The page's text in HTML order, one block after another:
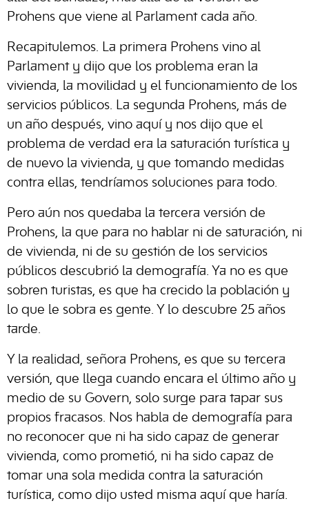
Prohens que viene al Parlament cada año.
Recapitulemos. La primera Prohens vino al
Parlament y dijo que los problema eran la
vivienda, la movilidad y el funcionamiento de los
servicios públicos. La segunda Prohens, más de
un año después, vino aquí y nos dijo que el
problema de verdad era la saturación turística y
de nuevo la vivienda, y que tomando medidas
contra ellas, tendríamos soluciones para todo.
Pero aún nos quedaba la tercera versión de
Prohens, la que para no hablar ni de saturación, ni
de vivienda, ni de su gestión de los servicios
públicos descubrió la demografía. Ya no es que
sobren turistas, es que ha crecido la población y
lo que le sobra es gente. Y lo descubre 25 años
tarde.
Y la realidad, señora Prohens, es que su tercera
versión, que llega cuando encara el último año y
medio de su Govern, solo surge para tapar sus
propios fracasos. Nos habla de demografía para
no reconocer que ni ha sido capaz de generar
vivienda, como prometió, ni ha sido capaz de
tomar una sola medida contra la saturación
turística, como dijo usted misma aquí que haría.